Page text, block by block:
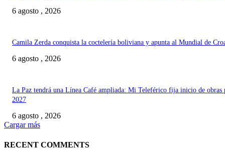
6 agosto , 2026
Camila Zerda conquista la coctelería boliviana y apunta al Mundial de
6 agosto , 2026
La Paz tendrá una Línea Café ampliada: Mi Teleférico fija inicio de obras
2027
6 agosto , 2026
Cargar más
RECENT COMMENTS